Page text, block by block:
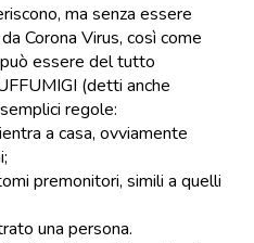
ma senza essere
Corona Virus, così come
può essere del tutto
(detti anche
regole:
a casa, ovviamente
premonitori, simili a quelli
una persona.